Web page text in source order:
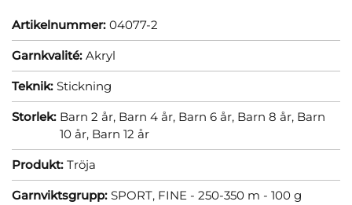
Artikelnummer: 04077-2
Garnkvalité: Akryl
Teknik: Stickning
Storlek: Barn 2 år, Barn 4 år, Barn 6 år, Barn 8 år, Barn
10 år, Barn 12 år
Produkt: Tröja
Garnviktsgrupp: SPORT, FINE - 250-350 m - 100 g